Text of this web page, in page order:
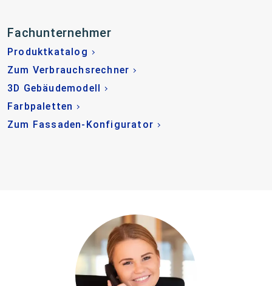
Fachunternehmer
Produktkatalog
Zum Verbrauchsrechner
3D Gebäudemodell
Farbpaletten
Zum Fassaden-Konfigurator